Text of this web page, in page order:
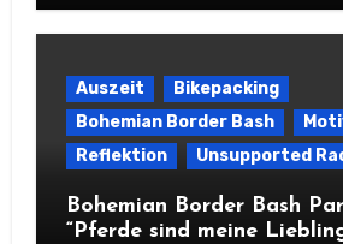
Auszeit
Bikepacking
Bohemian Border Bash
Reflektion
Unsupported
Bohemian Border Bash
“Pferde sind meine